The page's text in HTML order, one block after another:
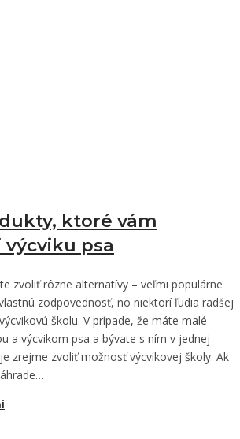
ktoré vám
psa
zvoliť rôzne alternatívy – veľmi populárne
zodpovednosť, no niektorí ľudia radšej
školu. V prípade, že máte malé
a výcvikom psa a bývate s ním v jednej
zrejme zvoliť možnosť výcvikovej školy. Ak